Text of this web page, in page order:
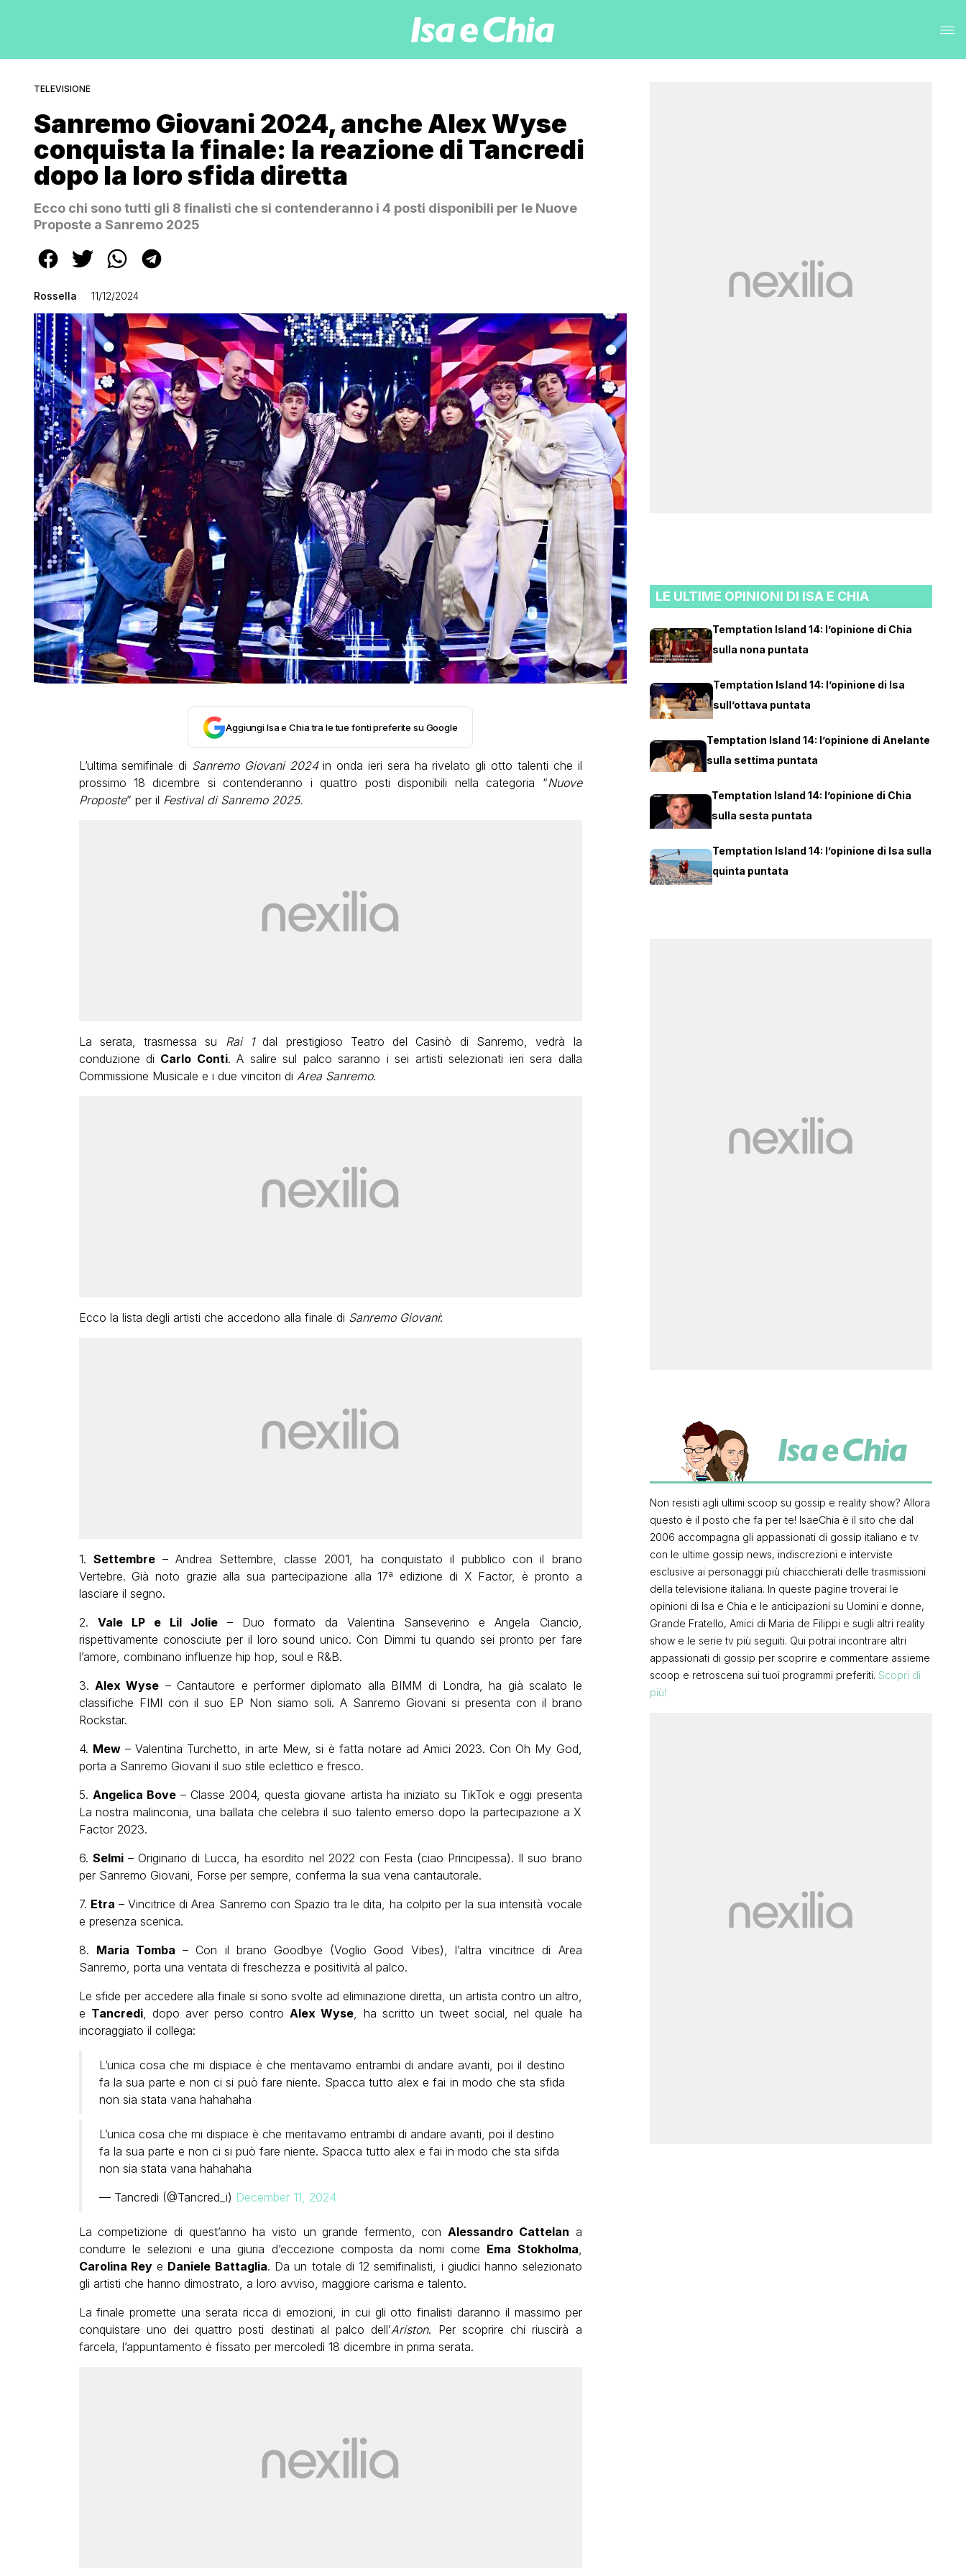
TELEVISIONE
Sanremo Giovani 2024, anche Alex Wyse
conquista la finale: la reazione di Tancredi
dopo la loro sfida diretta
Ecco chi sono tutti gli 8 finalisti che si contenderanno i 4 posti disponibili per le Nuove
Proposte a Sanremo 2025
Rossella 11/12/2024
Aggiungi Isa e Chia tra le tue fonti preferite su Google
L’ultima semifinale di Sanremo Giovani 2024in onda ieri sera ha rivelato gli otto talenti che il
prossimo 18 dicembre si contenderanno i quattro posti disponibili nella categoria “Nuove
Proposte” per il Festival di Sanremo 2025.
La serata, trasmessa su Rai 1dal prestigioso Teatro del Casinò di Sanremo, vedrà la
conduzione di Carlo Conti. A salire sul palco saranno i sei artisti selezionati ieri sera dalla
Commissione Musicale e i due vincitori di Area Sanremo.
Ecco la lista degli artisti che accedono alla finale di Sanremo Giovani:
1. Settembre– Andrea Settembre, classe 2001, ha conquistato il pubblico con il brano
Vertebre. Già noto grazie alla sua partecipazione alla 17ª edizione di X Factor, è pronto a
lasciare il segno.
2. Vale LP e Lil Jolie– Duo formato da Valentina Sanseverino e Angela Ciancio,
rispettivamente conosciute per il loro sound unico. Con Dimmi tu quando sei pronto per fare
l’amore, combinano influenze hip hop, soul e R&B.
3. Alex Wyse – Cantautore e performer diplomato alla BIMM di Londra, ha già scalato le
classifiche FIMI con il suo EP Non siamo soli. A Sanremo Giovani si presenta con il brano
Rockstar.
4. Mew– Valentina Turchetto, in arte Mew, si è fatta notare ad Amici 2023. Con Oh My God,
porta a Sanremo Giovani il suo stile eclettico e fresco.
5. Angelica Bove– Classe 2004, questa giovane artista ha iniziato su TikTok e oggi presenta
La nostra malinconia, una ballata che celebra il suo talento emerso dopo la partecipazione a X
Factor 2023.
6. Selmi– Originario di Lucca, ha esordito nel 2022 con Festa (ciao Principessa). Il suo brano
per Sanremo Giovani, Forse per sempre, conferma la sua vena cantautorale.
7. Etra – Vincitrice di Area Sanremo con Spazio tra le dita, ha colpito per la sua intensità vocale
e presenza scenica.
8. Maria Tomba – Con il brano Goodbye (Voglio Good Vibes), l’altra vincitrice di Area
Sanremo, porta una ventata di freschezza e positività al palco.
Le sfide per accedere alla finale si sono svolte ad eliminazione diretta, un artista contro un altro,
e Tancredi, dopo aver perso controAlex Wyse, ha scritto un tweet social, nel quale ha
incoraggiato il collega:
L’unica cosa che mi dispiace è che meritavamo entrambi di andare avanti, poi il destino
fa la sua parte e non ci si può fare niente. Spacca tutto alex e fai in modo che sta sfida
non sia stata vana hahahaha
L’unica cosa che mi dispiace è che meritavamo entrambi di andare avanti, poi il destino
fa la sua parte e non ci si può fare niente. Spacca tutto alex e fai in modo che sta sifda
non sia stata vana hahahaha
— Tancredi (@Tancred_i) December 11, 2024
La competizione di quest’anno ha visto un grande fermento, conAlessandro Cattelan a
condurre le selezioni e una giuria d’eccezione composta da nomi come Ema Stokholma,
Carolina Reye Daniele Battaglia. Da un totale di 12 semifinalisti, i giudici hanno selezionato
gli artisti che hanno dimostrato, a loro avviso, maggiore carisma e talento.
La finale promette una serata ricca di emozioni, in cui gli otto finalisti daranno il massimo per
conquistare uno dei quattro posti destinati al palco dell’Ariston. Per scoprire chi riuscirà a
farcela, l’appuntamento è fissato per mercoledì 18 dicembre in prima serata.
LE ULTIME OPINIONI DI ISA E CHIA
Temptation Island 14: l’opinione di Chia
sulla nona puntata
Temptation Island 14: l’opinione di Isa
sull’ottava puntata
Temptation Island 14: l’opinione di Anelante
sulla settima puntata
Temptation Island 14: l’opinione di Chia
sulla sesta puntata
Temptation Island 14: l’opinione di Isa sulla
quinta puntata
Non resisti agli ultimi scoop su gossip e reality show? Allora
questo è il posto che fa per te! IsaeChia è il sito che dal
2006 accompagna gli appassionati di gossip italiano e tv
con le ultime gossip news, indiscrezioni e interviste
esclusive ai personaggi più chiacchierati delle trasmissioni
della televisione italiana. In queste pagine troverai le
opinioni di Isa e Chia e le anticipazioni su Uomini e donne,
Grande Fratello, Amici di Maria de Filippi e sugli altri reality
show e le serie tv più seguiti. Qui potrai incontrare altri
appassionati di gossip per scoprire e commentare assieme
scoop e retroscena sui tuoi programmi preferiti. Scopri di
più!